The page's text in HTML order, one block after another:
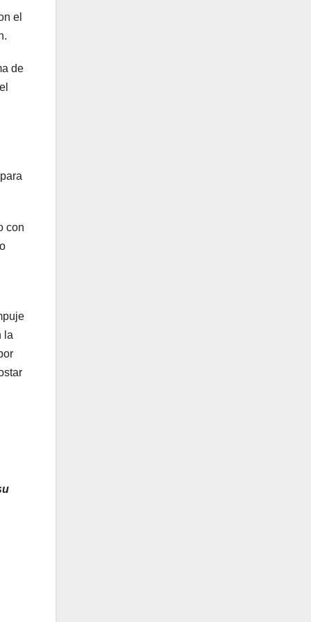
el
de
con
la